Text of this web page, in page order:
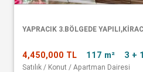
YAPRACIK 3.BÖLGEDE
4,450,000 TL 117 m² 3 + 1
Satılık / Konut / Apartman Dairesi